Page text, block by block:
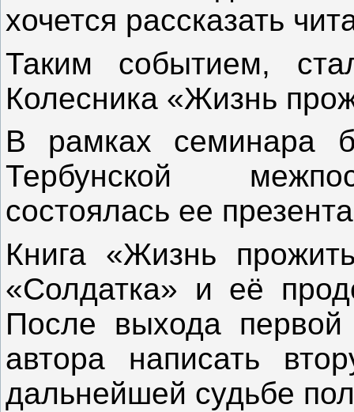
хочется рассказать
Таким событием,
Колесника «Жизнь
В рамках семинара
Тербунской
состоялась ее
Книга «Жизнь
«Солдатка» и её
После выхода первой
автора написать
дальнейшей судьбе